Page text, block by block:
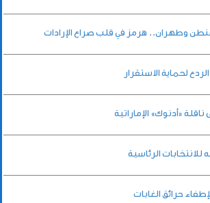
وطهران.. هرمز في قلب صراع الإرادات
لحماية الاستقرار
ناقلة «أدنوك» الإماراتية
للانتخابات الرئاسية
حرائق الغابات